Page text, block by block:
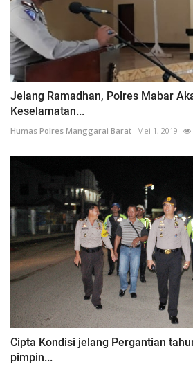
Jelang Ramadhan, Polres Mabar
Keselamatan...
Humas Polres Manggarai Barat Mei 1, 2019
Cipta Kondisi jelang Pergantian
pimpin...